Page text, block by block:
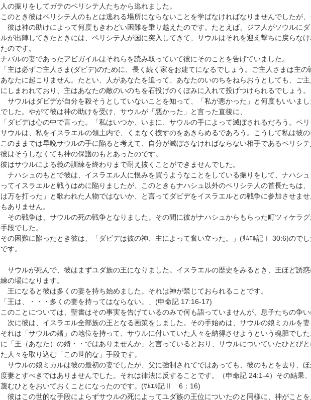
人の振りをしてガテのペリシテ人たちから逃れました。
このとき彼はペリシテ人のもとは逃れる場所にならないことを学ばなければなりませんでしたが
彼は神の助けによって何度もきわどい困難を乗り越えたのです。たとえば、ジフ人がソウルに
ルが出陣してきたときには、ペリシテ人が国に突入してきて、サウルはそれを迎え撃ちに戻らな
たのです。
ナバルの妻であったアビガイルはそれらを読み取っていて彼にそのことを告げていました。
「主は必ずご主人さま(ダビデ)のために、長く続く家をお建てになるでしょう。ご主人さまは主
あなたに起こりません。たとい、人があなたを追って、あなたのいのちをねらおうとしても、ご
にしまわれており、主はあなたの敵のいのちを石投げのくぼみに入れて投げつけられるでしょう
サウルはダビデが自分を殺そうとしていないことを知って、「私が悪かった」と何度もいいま
でした。やがて彼は神の助けを受け、サウルが「悪かった」と言った直後に、
「ダビデは心の中で言った。「私はいつか、いまに、サウルの手によって滅ぼされるだろう。ペ
サウルは、私をイスラエルの領土内で、くまなく捜すのをあきらめるであろう。こうして私は彼
このままでは早晩サウルの手に陥ると考えて、自分が滅ぼさなければならない相手であるペリシ
彼はそうしなくても神の保護のもとあったのです。
彼はサウルによる義の訓練を終わりまで耐え抜くことができませんでした。
ナハシュのもとで彼は、イスラエル人に恨みを買うようなことをしている振りをして、ナハシ
ってイスラエルと戦うはめに陥りましたが、このときもナハシュ以外のペリシテ人の首長たちは
は万を打った」と歌われた人物ではないか、と言ってダビデをイスラエルとの戦争に参加させま
もありません。
その戦争は、サウルの死の戦争となりました。その間に彼がナハシュからもらった町ツィケラ
手段でした。
その困難に陥ったとき彼は、「ダビデは彼の神、主によって奮い立った。」(ｻﾑｴﾙ記Ⅰ 30:6)ので
です。
サウルが死んで、彼はまずユダ族の王になりました。イスラエルの歴史をみるとき、王ほど誘
練の場になります。
王になると彼は多くの妻を持ち始めました。それは神が禁じておられることです。
「王は、・・・多くの妻を持ってはならない。」(申命記 17:16-17)
このことについては、聖書はその事実を告げているのみで何も語っていませんが、息子たちの争
次に彼は、イスラエル全部族の王となる画策をしました。その手始めは、サウルの娘ミカルを妻
それは「サウルの婿」の地位を持って、サウルに付いていた人々を納得させようという魂胆でし
に「王（あなた）の婿・・ではありませんか」と言っているとおり、サウルについていたひとび
た人々を取り込む「この世的な」手段です。
サウルの娘ミカルは彼の最初の妻でしたが、父に強制されてではあっても、彼のもとを去り、
度妻とすべきではありませんでした。それは律法に反することです。（申命記 24:1-4）その結果
蔑むひとをおいておくことになったのです。(ｻﾑｴﾙ記Ⅱ 6：16)
彼はこの世的な手段によらずサウルの死によってユダ族の王位についたのと同様に、神がことを